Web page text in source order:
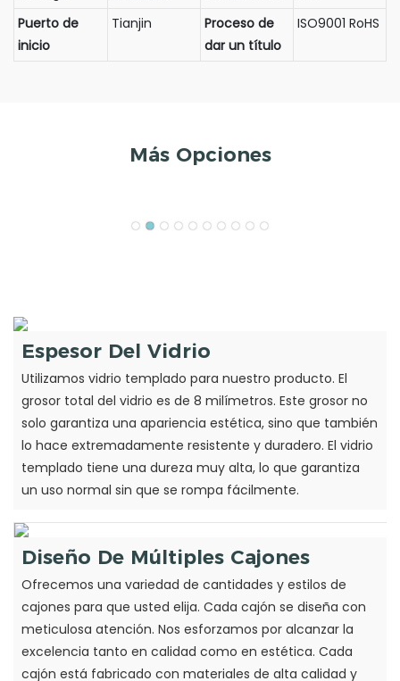
Puerto de
inicio
Tianjin
Proceso de
dar un título
ISO9001 RoHS
Más Opciones
Espesor Del Vidrio
Utilizamos vidrio templado para nuestro producto. El
grosor total del vidrio es de 8 milímetros. Este grosor no
solo garantiza una apariencia estética, sino que también
lo hace extremadamente resistente y duradero. El vidrio
templado tiene una dureza muy alta, lo que garantiza
un uso normal sin que se rompa fácilmente.
Diseño De Múltiples Cajones
Ofrecemos una variedad de cantidades y estilos de
cajones para que usted elija. Cada cajón se diseña con
meticulosa atención. Nos esforzamos por alcanzar la
excelencia tanto en calidad como en estética. Cada
cajón está fabricado con materiales de alta calidad y